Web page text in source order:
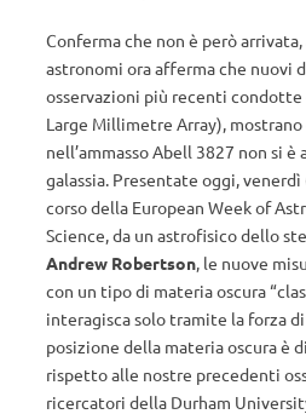
Conferma che non è però
astronomi ora afferma che nuovi
osservazioni più recenti condotte
Large Millimetre Array),
nell’ammasso Abell 3827 non si
galassia. Presentate oggi,
corso della European Week of
Science, da un astrofisico dello
Andrew Robertson, le nuove
con un tipo di materia oscura
interagisca solo tramite la forza
posizione della materia oscura è
rispetto alle nostre precedenti
ricercatori della Durham